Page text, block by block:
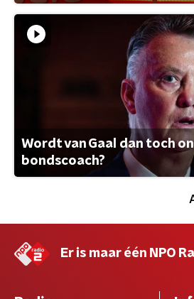
Wordt van Gaal dan toch
bondscoach?
Er is maar één NPO